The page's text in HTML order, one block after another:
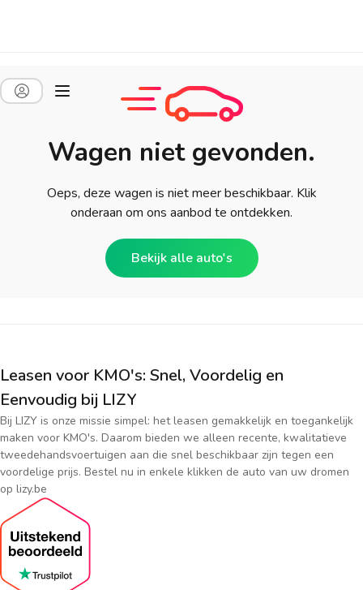
Wagen niet gevonden.
Oeps, deze wagen is niet meer beschikbaar. Klik
onderaan om ons aanbod te ontdekken.
Bekijk alle auto's
Leasen voor KMO's: Snel, Voordelig en
Eenvoudig bij LIZY
Bij LIZY is onze missie simpel: het leasen gemakkelijk en toegankelijk
maken voor KMO's. Daarom bieden we alleen recente, kwalitatieve
tweedehandsvoertuigen aan die snel beschikbaar zijn tegen een
voordelige prijs. Bestel nu in enkele klikken de auto van uw dromen
op lizy.be